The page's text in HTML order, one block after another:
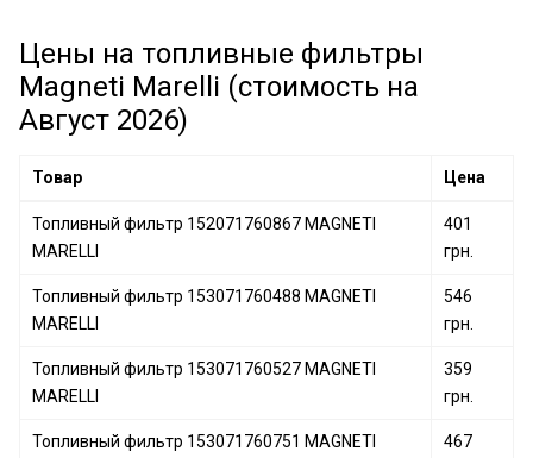
Топливный фильтр 152071761685 MAGNETI MARELLI
Топливный фильтр 153071762473 MAGNETI MARELLI
Цены на топливные фильтры
Magneti Marelli (стоимость на
Август 2026)
Товар Цена
Топливный фильтр 152071760867 MAGNETI
MARELLI
401
грн.
Топливный фильтр 153071760488 MAGNETI
MARELLI
546
грн.
Топливный фильтр 153071760527 MAGNETI
MARELLI
359
грн.
Топливный фильтр 153071760751 MAGNETI
467